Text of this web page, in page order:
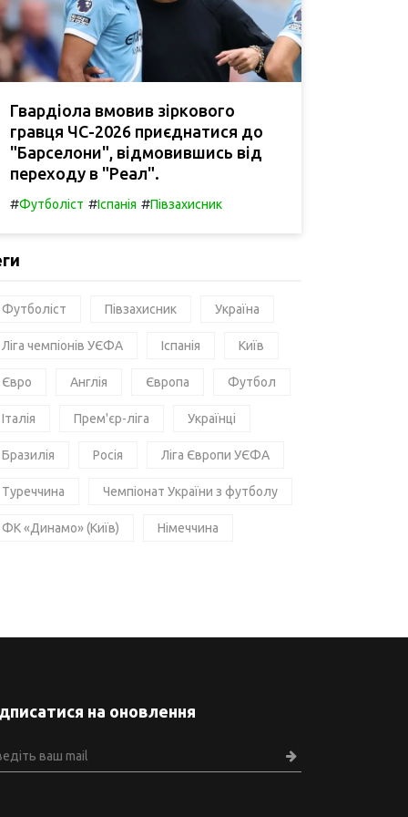
Гвардіола вмовив зіркового
гравця ЧС-2026 приєднатися до
"Барселони", відмовившись від
переходу в "Реал".
#Футболіст #Іспанія #Півзахисник
Футболіст Півзахисник Україна
Ліга чемпіонів УЄФА Іспанія Київ
Євро Англія Європа Футбол
Італія Прем'єр-ліга Українці
Бразилія Росія Ліга Європи УЄФА
Туреччина Чемпіонат України з футболу
ФК «Динамо» (Київ) Німеччина
на оновлення